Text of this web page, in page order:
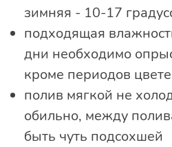
зимняя - 10-17
подходящая
дни необходимо
кроме периодов
полив мягкой не
обильно, между
быть чуть подсохшей